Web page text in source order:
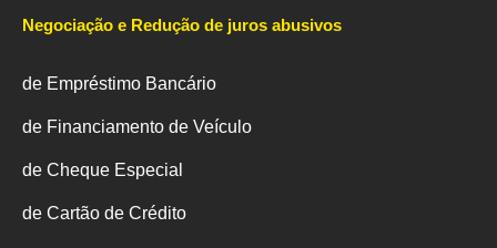
Negociação e Redução de juros abusivos
de Empréstimo Bancário
de Financiamento de Veículo
de Cheque Especial
de Cartão de Crédito